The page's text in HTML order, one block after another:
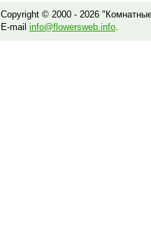
Copyright © 2000 - 2026
E-mail info@flowersweb.info.